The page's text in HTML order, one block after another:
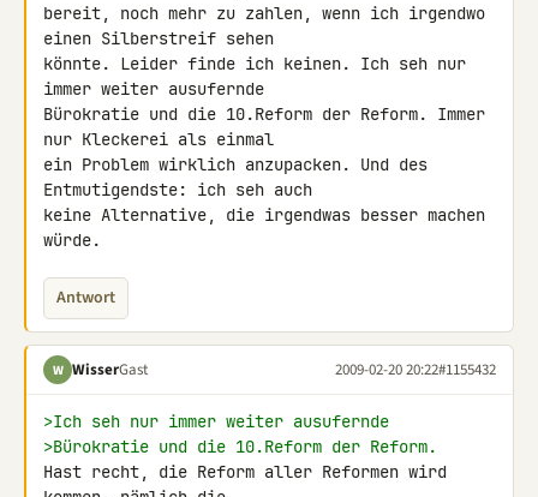
bereit, noch mehr zu zahlen, wenn ich irgendwo
einen Silberstreif sehen
könnte. Leider finde ich keinen. Ich seh nur
immer weiter ausufernde
Bürokratie und die 10.Reform der Reform. Immer
nur Kleckerei als einmal
ein Problem wirklich anzupacken. Und des
Entmutigendste: ich seh auch
keine Alternative, die irgendwas besser machen
würde.
Antwort
W WisserGast 2009-02-20 20:22#1155432
>Ich seh nur immer weiter ausufernde
>Bürokratie und die 10.Reform der Reform.
Hast recht, die Reform aller Reformen wird